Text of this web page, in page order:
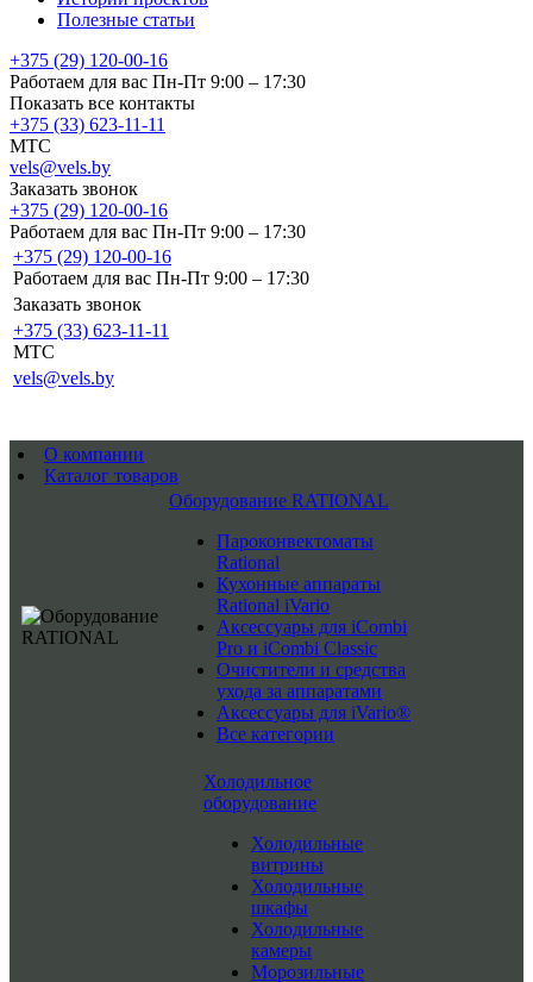
Полезные статьи
+375 (29) 120-00-16
Работаем для вас Пн-Пт 9:00 – 17:30
Показать все контакты
+375 (33) 623-11-11
MTC
vels@vels.by
Заказать звонок
+375 (29) 120-00-16
Работаем для вас Пн-Пт 9:00 – 17:30
+375 (29) 120-00-16
Работаем для вас Пн-Пт 9:00 – 17:30
Заказать звонок
+375 (33) 623-11-11
MTC
vels@vels.by
О компании
Каталог товаров
Оборудование RATIONAL
Пароконвектоматы
Rational
Кухонные аппараты
Rational iVario
Аксессуары для iCombi
Pro и iCombi Classic
Очистители и средства
ухода за аппаратами
Аксессуары для iVario®
Все категории
Холодильное
оборудование
Холодильные
витрины
Холодильные
шкафы
Холодильные
камеры
Морозильные